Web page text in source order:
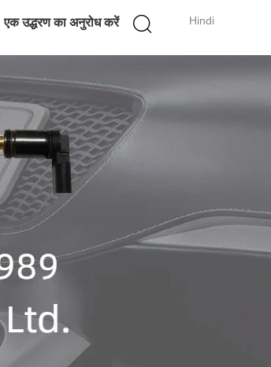
Hindi
एक उद्धरण का अनुरोध करें